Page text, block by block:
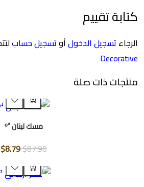
تقييم
تسجيل الدخولأوتسجيل حسابلتتمكن
ذات صلة
مسك لبنان ᴼ²
$87.90
$8.79